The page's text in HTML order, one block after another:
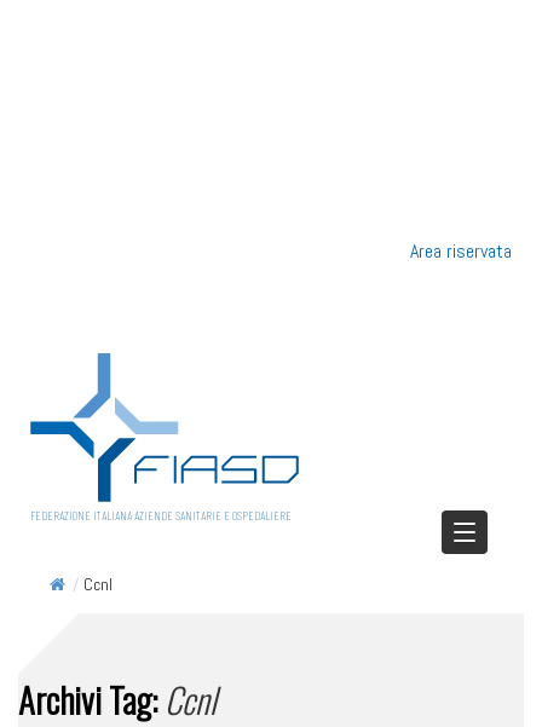
Area riservata
FEDERAZIONE ITALIANA AZIENDE SANITARIE E OSPEDALIERE
/ Ccnl
Archivi Tag:Ccnl